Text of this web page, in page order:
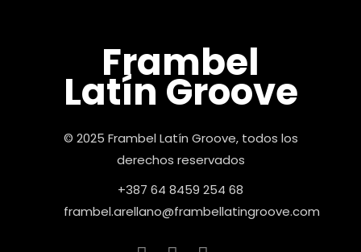
Frambel
Latín Groove
© 2025 Frambel Latín Groove, todos los
derechos reservados
+387 64 8459 254 68
frambel.arellano@frambellatingroove.com